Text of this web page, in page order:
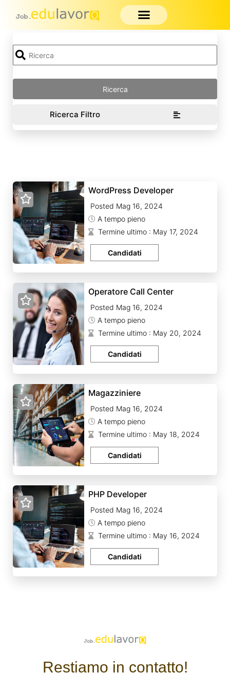
Ricerca Filtro
WordPress Developer
Posted Mag 16, 2024
A tempo pieno
Termine ultimo : May 17, 2024
Candidati
Operatore Call Center
Posted Mag 16, 2024
A tempo pieno
Termine ultimo : May 20, 2024
Candidati
Magazziniere
Posted Mag 16, 2024
A tempo pieno
Termine ultimo : May 18, 2024
Candidati
PHP Developer
Posted Mag 16, 2024
A tempo pieno
Termine ultimo : May 16, 2024
Candidati
Restiamo in contatto!